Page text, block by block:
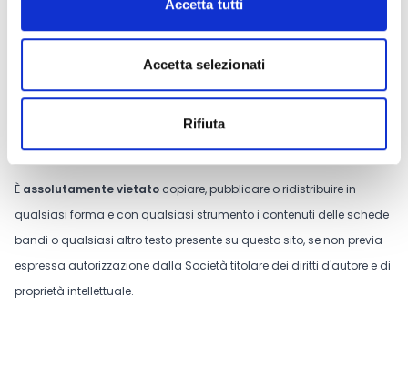
Accetta tutti
Accetta selezionati
Rifiuta
Prova gratis
Tutti i contenuti riportati su questo sito web sono di proprietà
esclusiva della società TradeLab S.p.A. e sono protetti dal diritto
d'autore e dal diritto di proprietà intellettuale.
È assolutamente vietato copiare, pubblicare o ridistribuire in
qualsiasi forma e con qualsiasi strumento i contenuti delle schede
bandi o qualsiasi altro testo presente su questo sito, se non previa
espressa autorizzazione dalla Società titolare dei diritti d'autore e di
proprietà intellettuale.